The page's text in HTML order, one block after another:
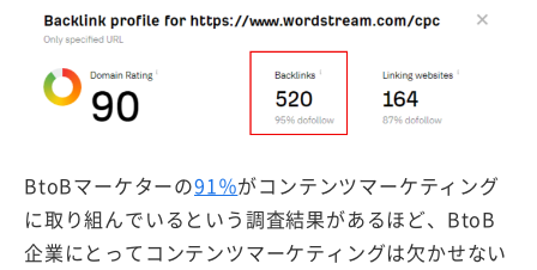
BtoBマーケターの91％がコンテンツマーケティング
に取り組んでいるという調査結果があるほど、BtoB
企業にとってコンテンツマーケティングは欠かせない